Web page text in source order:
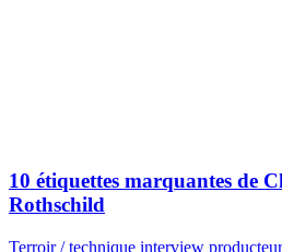
10 étiquettes marquantes de
Rothschild
Terroir / technique interview producteur